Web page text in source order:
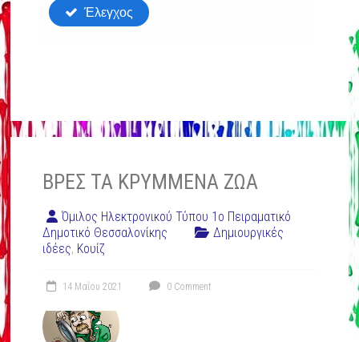
ΒΡΕΣ ΤΑ ΚΡΥΜΜΈΝΑ ΖΏΑ
Όμιλος Ηλεκτρονικού Τύπου 1ο Πειραματικό
Δημοτικό Θεσσαλονίκης
Δημιουργικές
ιδέες, Κουίζ
14 Μαΐου 2021 0 Comment